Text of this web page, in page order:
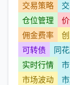
交易策略
仓位管理
佣金费率
可转债
同
实时行情
市场波动